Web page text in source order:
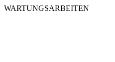
WARTUNGSARBEITEN